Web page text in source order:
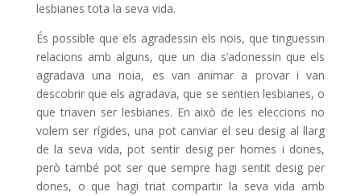
lesbianes tota la seva vida.
És possible que els agradessin els nois, que tinguessin
relacions amb alguns, que un dia s’adonessin que els
agradava una noia, es van animar a provar i van
descobrir que els agradava, que se sentien lesbianes, o
que triaven ser lesbianes. En això de les eleccions no
volem ser rígides, una pot canviar el seu desig al llarg
de la seva vida, pot sentir desig per homes i dones,
però també pot ser que sempre hagi sentit desig per
dones, o que hagi triat compartir la seva vida amb